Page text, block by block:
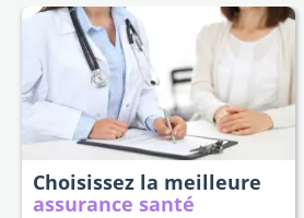
Choisissez la meilleure
assurance santé